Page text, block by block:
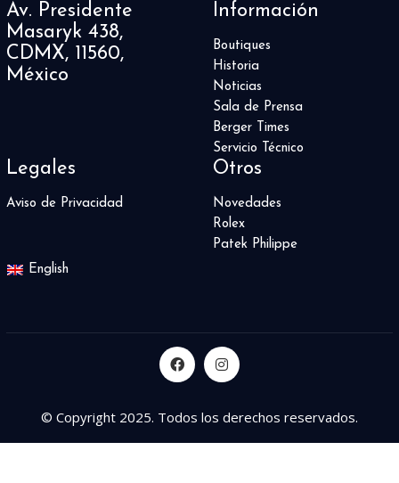
Av. Presidente
Masaryk 438,
CDMX, 11560,
México
Información
Boutiques
Historia
Noticias
Sala de Prensa
Berger Times
Servicio Técnico
Legales
Aviso de Privacidad
Otros
Novedades
Rolex
Patek Philippe
English
© Copyright 2025. Todos los derechos reservados.